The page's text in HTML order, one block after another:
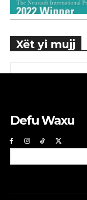
Xët yi mujj
Defu Waxu